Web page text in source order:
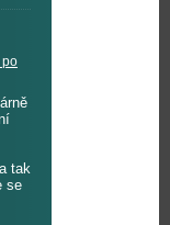
po
tak
se